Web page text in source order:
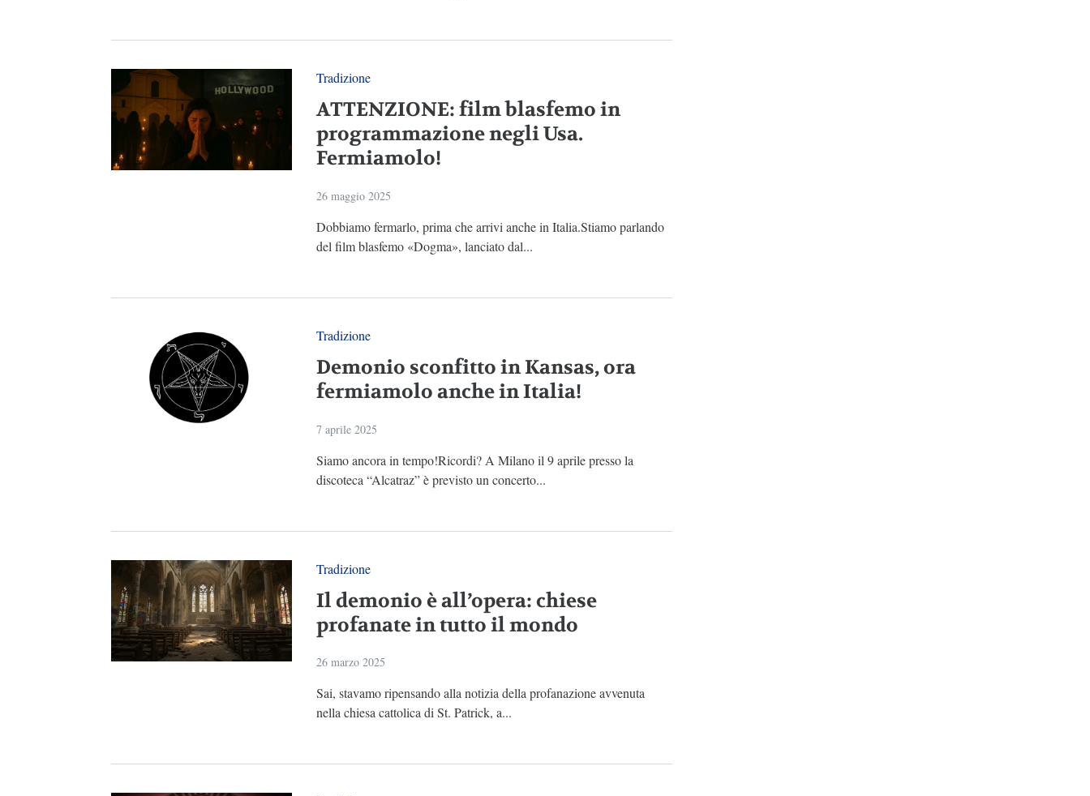
Tradizione
ATTENZIONE: film blasfemo in
programmazione negli Usa.
Fermiamolo!
26 maggio 2025
Dobbiamo fermarlo, prima che arrivi anche in Italia.Stiamo parlando
del film blasfemo «Dogma», lanciato dal...
Tradizione
Demonio sconfitto in Kansas, ora
fermiamolo anche in Italia!
7 aprile 2025
Siamo ancora in tempo!Ricordi? A Milano il 9 aprile presso la
discoteca “Alcatraz” è previsto un concerto...
Tradizione
Il demonio è all’opera: chiese
profanate in tutto il mondo
26 marzo 2025
Sai, stavamo ripensando alla notizia della profanazione avvenuta
nella chiesa cattolica di St. Patrick, a...